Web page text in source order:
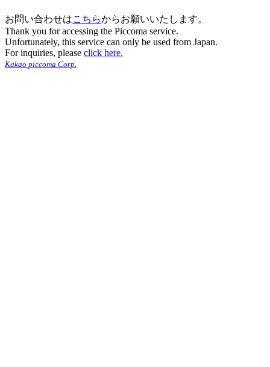
お問い合わせはこちらからお願いいたします。
Thank you for accessing the Piccoma service.
Unfortunately, this service can only be used from Japan.
For inquiries, please click here.
Kakao piccoma Corp.